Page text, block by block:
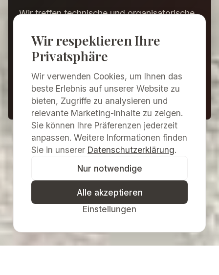
Wir respektieren Ihre
Privatsphäre
Wir verwenden Cookies, um Ihnen das
beste Erlebnis auf unserer Website zu
bieten, Zugriffe zu analysieren und
relevante Marketing-Inhalte zu zeigen.
Sie können Ihre Präferenzen jederzeit
anpassen. Weitere Informationen finden
Sie in unserer Datenschutzerklärung.
Einstellungen
Nur notwendige
Alle akzeptieren
Wir treffen technische und organisatorische
vor Verlust, Missbrauch, unbefugtem Zugriff
und Veränderung zu schützen. Diese
Erklärung wird angepasst, wenn sich unsere
Website, eingesetzte Dienste oder rechtliche
Anforderungen ändern.